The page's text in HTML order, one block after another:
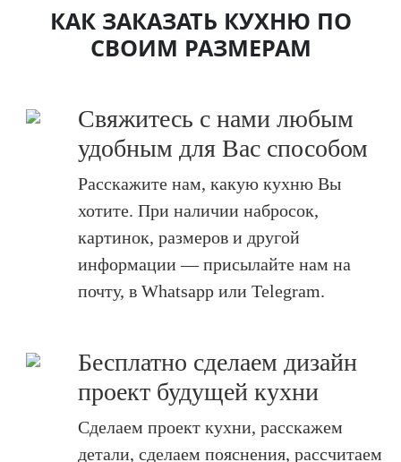
КАК ЗАКАЗАТЬ КУХНЮ ПО
СВОИМ РАЗМЕРАМ
Свяжитесь с нами любым
удобным для Вас способом
Расскажите нам, какую кухню Вы
хотите. При наличии набросок,
картинок, размеров и другой
информации — присылайте нам на
почту, в Whatsapp или Telegram.
Бесплатно сделаем дизайн
проект будущей кухни
Сделаем проект кухни, расскажем
детали, сделаем пояснения, рассчитаем